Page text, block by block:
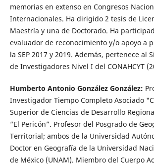
memorias en extenso en Congresos
Internacionales. Ha dirigido 2 tesis de
Maestría y una de Doctorado. Ha
evaluador de reconocimiento y/o apoyo a
la SEP 2017 y 2019. Además, pertenece al
de Investigadores Nivel I del CONAHCYT
Humberto Antonio González González:
Investigador Tiempo Completo Asociado
Superior de Ciencias de Desarrollo
“El Pericón”. Profesor del Posgrado de
Territorial; ambos de la Universidad
Doctor en Geografía de la Universidad
de México (UNAM). Miembro del Cuerpo